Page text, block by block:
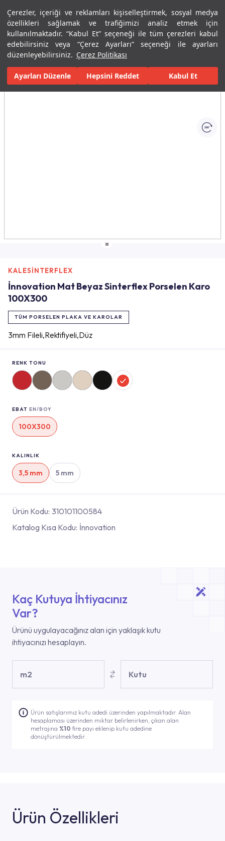
Çerezler, içeriği ve reklamları kişiselleştirmek, sosyal medya
özellikleri sağlamak ve trafiğimizi analiz etmek için
kullanılmaktadır. “Kabul Et” seçeneği ile tüm çerezleri kabul
edebilirsiniz veya “Çerez Ayarları” seçeneği ile ayarları
düzenleyebilirsiniz. Çerez Politikası
Ayarları Düzenle Hepsini Reddet Kabul Et
Menü Menü
Ana Sayfa Karolar Porselen Plaka ve Karolar Tüm Porselen
Tüm Görseller(1)
KALESİNTERFLEX
İnnovation Mat Beyaz Sinterflex Porselen Karo
100X300
TÜM PORSELEN PLAKA VE KAROLAR
3mm Fileli,Rektifiyeli,Düz
RENK TONU
EBAT EN/BOY
100X300
KALINLIK
3,5 mm 5 mm
Ürün Kodu: 310101100584
Katalog Kısa Kodu: İnnovation
Kaç Kutuya İhtiyacınız
Var?
Ürünü uygulayacağınız alan için yaklaşık kutu
ihtiyacınızı hesaplayın.
m2 Kutu
Ürün satışlarımız kutu adedi üzerinden yapılmaktadır. Alan
hesaplaması üzerinden miktar belirlenirken, çıkan alan
metrajına %10fire payı eklenip kutu adedine
dönüştürülmektedir.
Ürün Özellikleri